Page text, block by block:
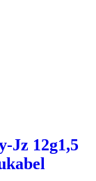
Jz 12g1,5